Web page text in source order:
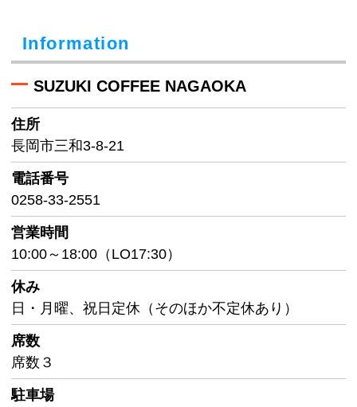
Information
SUZUKI COFFEE NAGAOKA
住所
長岡市三和3-8-21
電話番号
0258-33-2551
営業時間
10:00～18:00（LO17:30）
休み
日・月曜、祝日定休（そのほか不定休あり）
席数
席数３
駐車場